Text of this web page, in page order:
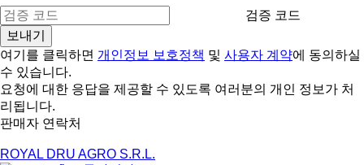
검증 코드
여기를 클릭하면 개인정보 보호정책 및 사용자 계약에 동의하실
수 있습니다.
요청에 대한 응답을 제공할 수 있도록 여러분의 개인 정보가 처
리됩니다.
판매자 연락처
ROYAL DRU AGRO S.R.L.